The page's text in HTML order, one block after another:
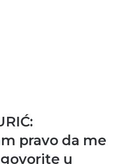
pravo da me
u